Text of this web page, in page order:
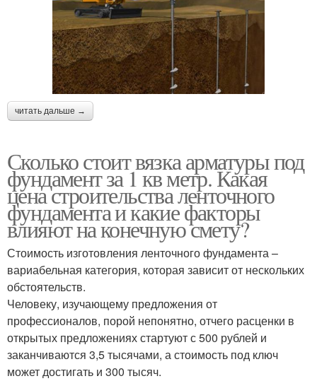
читать дальше →
Сколько стоит вязка арматуры под
фундамент за 1 кв метр. Какая
цена строительства ленточного
фундамента и какие факторы
влияют на конечную смету?
Стоимость изготовления ленточного фундамента –
вариабельная категория, которая зависит от нескольких
обстоятельств.
Человеку, изучающему предложения от
профессионалов, порой непонятно, отчего расценки в
открытых предложениях стартуют с 500 рублей и
заканчиваются 3,5 тысячами, а стоимость под ключ
может достигать и 300 тысяч.